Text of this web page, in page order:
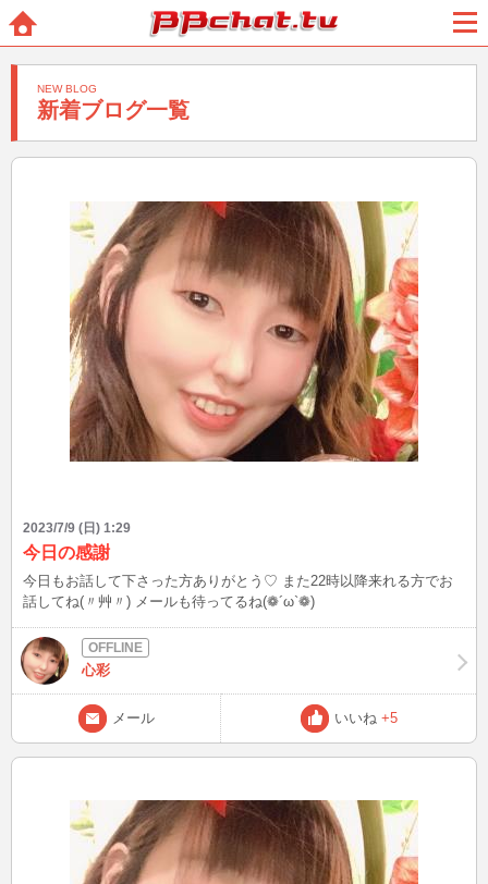
BBchatTV
新着ブログ一覧
NEW BLOG
2023/7/9 (日) 1:29
今日の感謝
今日もお話して下さった方ありがとう♡ また22時以降来れる方でお
話してね(〃艸〃) メールも待ってるね(❁´ω`❁)
心彩
メール いいね +5